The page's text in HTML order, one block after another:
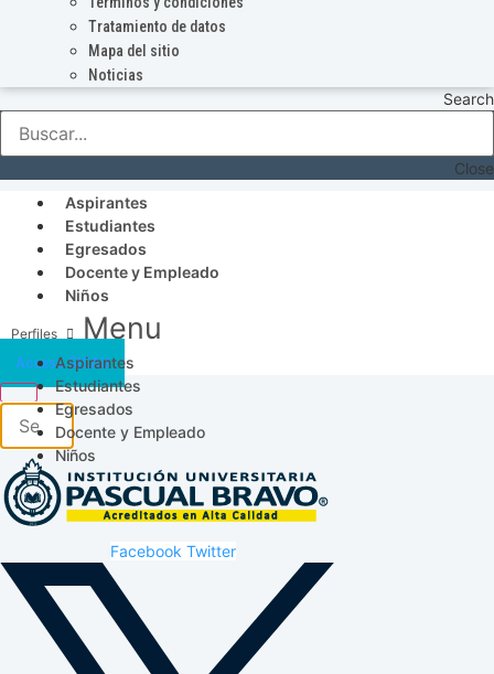
Tratamiento de datos
Mapa del sitio
Noticias
Search
Close
Aspirantes
Estudiantes
Egresados
Docente y Empleado
Niños
Menu
Aspirantes
Estudiantes
Egresados
Docente y Empleado
Niños
Acceso SICAU
Facebook Twitter